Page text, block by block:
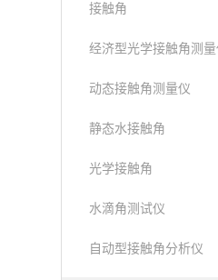
接触角
经济型光学接触角测
动态接触角测量仪
静态水接触角
光学接触角
水滴角测试仪
自动型接触角分析仪